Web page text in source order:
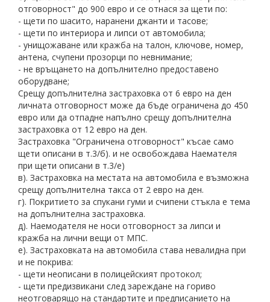
отговорност" до 900 евро и се отнася за щети по:
- щети по шасито, наранени джанти и тасове;
- щети по интериора и липси от автомобила;
- унищожаване или кражба на талон, ключове, номер,
антена, счупени прозорци по невнимание;
- не връщането на допълнително предоставено
оборудване;
Срещу допълнителна застраховка от 6 евро на ден
личната отговорност може да бъде ограничена до 450
евро или да отпадне напълно срещу допълнителна
застраховка от 12 евро на ден.
Застраховка "Ограничена отговорност" късае само
щети описани в т.3/б). и не освобождава Наемателя
при щети описани в т.3/е)
в). Застраховка на местата на автомобила е възможна
срещу допълнителна такса от 2 евро на ден.
г). Покритието за спукани гуми и счипени стъкла е тема
на допълнителна застраховка.
д). Наемодателя не носи отговорност за липси и
кражба на лични вещи от МПС.
е). Застраховката на автомобила става невалидна при
и не покрива:
- щети неописани в полицейският протокол;
- щети предизвикани след зареждане на гориво
неотговарящо на стандартите и предписанието на